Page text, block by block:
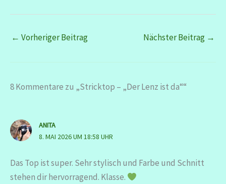
← Vorheriger Beitrag Nächster Beitrag →
8 Kommentare zu „Stricktop – „Der Lenz ist da““
ANITA
8. MAI 2026 UM 18:58 UHR
Das Top ist super. Sehr stylisch und Farbe und Schnitt
stehen dir hervorragend. Klasse.